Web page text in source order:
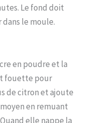
Le fond doit
le moule.
en poudre et la
fouette pour
de citron et ajoute
en remuant
elle nappe la